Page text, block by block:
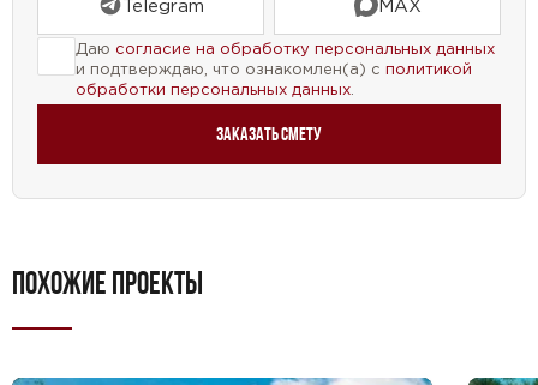
Telegram MAX
Даю согласие на обработку персональных данных
и подтверждаю, что ознакомлен(а) с политикой
обработки персональных данных.
Заказать смету
ПОХОЖИЕ ПРОЕКТЫ